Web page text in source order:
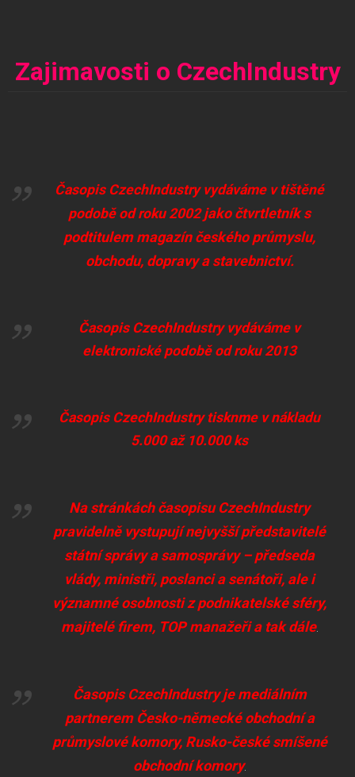
Zajimavosti o CzechIndustry
Časopis CzechIndustry vydáváme v tištěné
podobě od roku 2002jako čtvrtletník s
podtitulem magazín českého průmyslu,
obchodu, dopravy a stavebnictví.
Časopis CzechIndustry vydáváme v
elektronické podobě od roku 2013
Časopis CzechIndustry tisknme v nákladu
5.000 až 10.000 ks
Na stránkách časopisuCzechIndustry
pravidelně vystupují nejvyšší představitelé
státní správy a samosprávy – předseda
vlády, ministři, poslanci a senátoři, ale i
významné osobnosti z podnikatelské sféry,
majitelé firem, TOP manažeři a tak dále.
ČasopisCzechIndustryje mediálním
partnerem Česko-německé obchodní a
průmyslové komory, Rusko-české smíšené
obchodní komory.